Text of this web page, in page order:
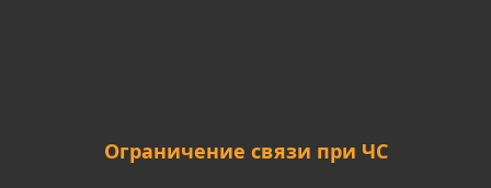
Ограничение связи при ЧС